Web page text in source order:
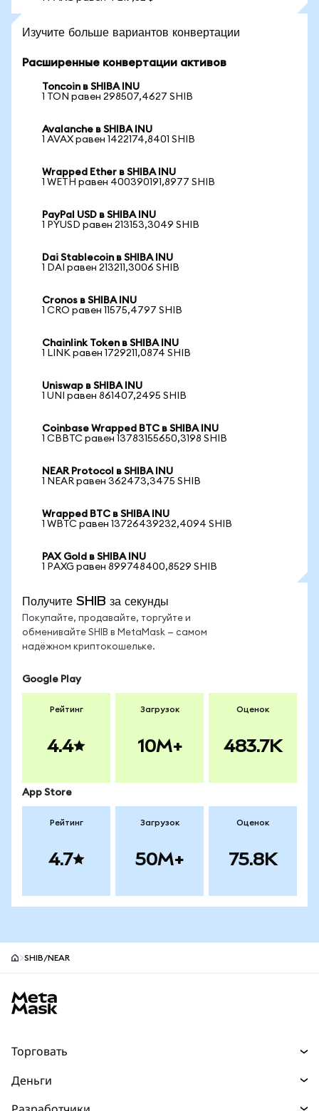
Изучите больше вариантов конвертации
Расширенные конвертации активов
Toncoin в SHIBA INU
1 TON равен 298507,4627 SHIB
Avalanche в SHIBA INU
1 AVAX равен 1422174,8401 SHIB
Wrapped Ether в SHIBA INU
1 WETH равен 400390191,8977 SHIB
PayPal USD в SHIBA INU
1 PYUSD равен 213153,3049 SHIB
Dai Stablecoin в SHIBA INU
1 DAI равен 213211,3006 SHIB
Cronos в SHIBA INU
1 CRO равен 11575,4797 SHIB
Chainlink Token в SHIBA INU
1 LINK равен 1729211,0874 SHIB
Uniswap в SHIBA INU
1 UNI равен 861407,2495 SHIB
Coinbase Wrapped BTC в SHIBA INU
1 CBBTC равен 13783155650,3198 SHIB
NEAR Protocol в SHIBA INU
1 NEAR равен 362473,3475 SHIB
Wrapped BTC в SHIBA INU
1 WBTC равен 13726439232,4094 SHIB
PAX Gold в SHIBA INU
1 PAXG равен 899748400,8529 SHIB
Получите SHIB за секунды
Покупайте, продавайте, торгуйте и
обменивайте SHIB в MetaMask — самом
надёжном криптокошельке.
Google Play
Рейтинг
4.4
Загрузок
10M+
Оценок
483.7K
App Store
Рейтинг
4.7
Загрузок
50M+
Оценок
75.8K
SHIB/NEAR
Торговать
Деньги